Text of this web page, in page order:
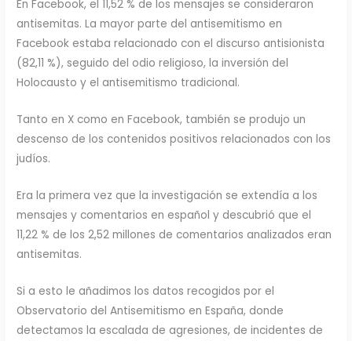
En Facebook, el 11,52 % de los mensajes se consideraron
antisemitas. La mayor parte del antisemitismo en
Facebook estaba relacionado con el discurso antisionista
(82,11 %), seguido del odio religioso, la inversión del
Holocausto y el antisemitismo tradicional.
Tanto en X como en Facebook, también se produjo un
descenso de los contenidos positivos relacionados con los
judíos.
Era la primera vez que la investigación se extendía a los
mensajes y comentarios en español y descubrió que el
11,22 % de los 2,52 millones de comentarios analizados eran
antisemitas.
Si a esto le añadimos los datos recogidos por el
Observatorio del Antisemitismo en España, donde
detectamos la escalada de agresiones, de incidentes de